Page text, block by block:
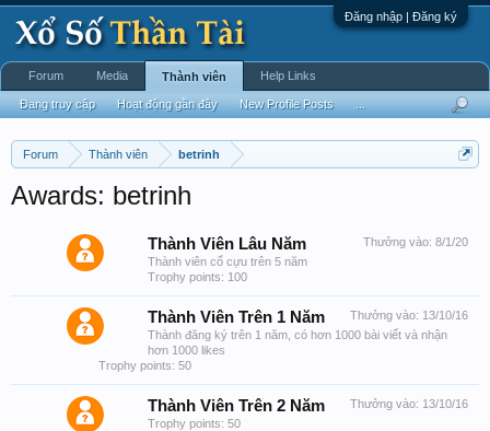
Đăng nhập | Đăng ký
Forum Thành viên betrinh
Awards: betrinh
Thưởng vào: 8/1/20
Thành Viên Lâu Năm
Thành viên cổ cựu trên 5 năm
Trophy points: 100
Thưởng vào: 13/10/16
Thành Viên Trên 1 Năm
Thành đăng ký trên 1 năm, có hơn 1000 bài viết và nhận
hơn 1000 likes
Trophy points: 50
Thưởng vào: 13/10/16
Thành Viên Trên 2 Năm
Trophy points: 50
Forum Media Thành viên
Đang truy cập Hoạt động gần đây New Profile Posts
Help Links